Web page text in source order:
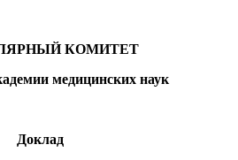
КОМИТЕТ
медицинских наук
Доклад